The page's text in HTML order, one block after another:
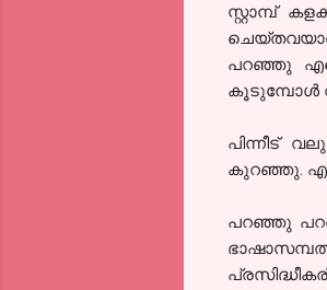
സ്റ്റാമ്പ്‌
പറഞ്ഞു
കൂടുമ്പോള്‍
പിന്നീട്
കുറഞ്ഞു.
പറഞ്ഞു